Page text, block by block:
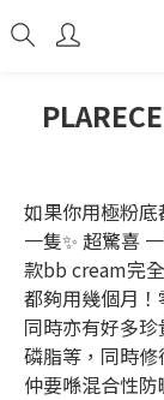
如果你用極粉
一隻✨ 超驚喜
款bb cream完
都夠用幾個月
同時亦有好多
磷脂等，同時修
仲要喺混合性